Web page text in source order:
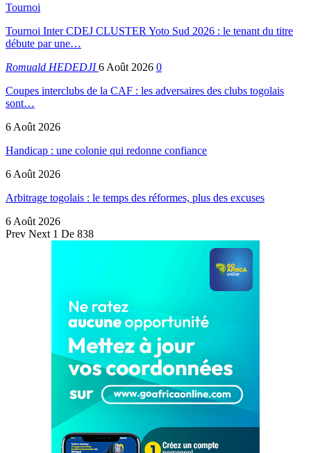
Tournoi
Tournoi Inter CDEJ CLUSTER Yoto Sud 2026 : le tenant du titre
débute par une…
Romuald HEDEDJI6 Août 2026 0
Coupes interclubs de la CAF : les adversaires des clubs togolais
sont…
6 Août 2026
Handicap : une colonie qui redonne confiance
6 Août 2026
Arbitrage togolais : le temps des réformes, plus des excuses
6 Août 2026
Prev Next 1 De 838